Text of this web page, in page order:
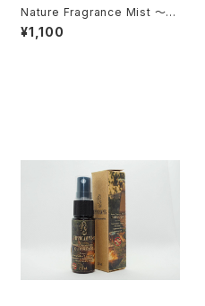
Nature Fragrance Mist ～森
林浴～ 20ml
¥1,100